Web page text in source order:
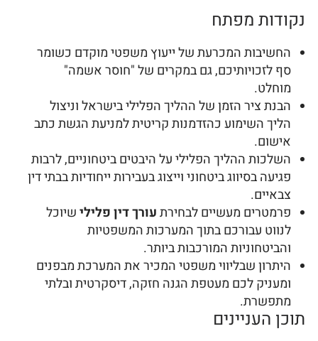
נקודות מפתח
החשיבות המכרעת של ייעוץ משפטי מוקדם כשומר
סף לזכויותיכם, גם במקרים של "חוסר אשמה"
מוחלט.
הבנת ציר הזמן של ההליך הפלילי בישראל וניצול
הליך השימוע כהזדמנות קריטית למניעת הגשת כתב
אישום.
השלכות ההליך הפלילי על היבטים ביטחוניים, לרבות
פגיעה בסיווג ביטחוני וייצוג בעבירות ייחודיות בבתי דין
צבאיים.
פרמטרים מעשיים לבחירתעורך דין פלילישיוכל
לנווט עבורכם בתוך המערכות המשפטיות
והביטחוניות המורכבות ביותר.
היתרון שבליווי משפטי המכיר את המערכת מבפנים
ומעניק לכם מעטפת הגנה חזקה, דיסקרטית ובלתי
מתפשרת.
תוכן העניינים